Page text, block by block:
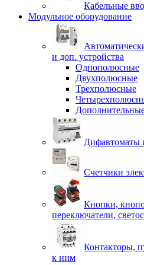
Кабельные
Модульное оборудование
и доп. устройства
Однополюсные
Двухполюсные
Трехполюсные
Дифавтоматы
Счетчики
Кнопки,
переключатели,
Контакторы,
к ним